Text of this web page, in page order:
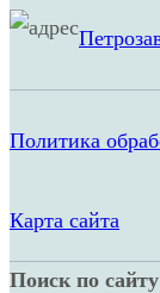
Политика
Карта сайта
Поиск по сайту